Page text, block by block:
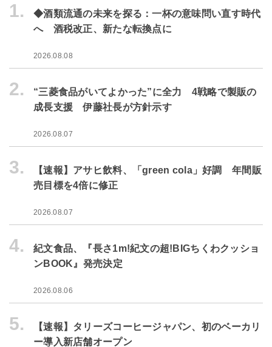
1.
◆酒類流通の未来を探る：一杯の意味問い直す時代
へ 酒税改正、新たな転換点に
2026.08.08
2.
“三菱食品がいてよかった”に全力 4戦略で製販の
成長支援 伊藤社長が方針示す
2026.08.07
3.
【速報】アサヒ飲料、「green cola」好調 年間販
売目標を4倍に修正
2026.08.07
4.
紀文食品、『長さ1m!紀文の超!BIGちくわクッショ
ンBOOK』発売決定
2026.08.06
5.
【速報】タリーズコーヒージャパン、初のベーカリ
ー導入新店舗オープン